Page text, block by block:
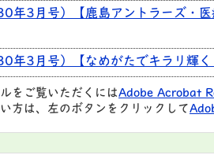
年3月号）【鹿島アントラーズ・
年3月号）【なめがたでキラリ輝
をご覧いただくにはAdobe Acrobat
方は、左のボタンをクリックして